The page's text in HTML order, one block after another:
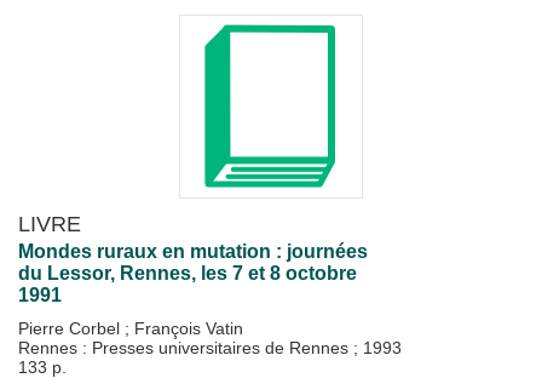
LIVRE
Mondes ruraux en mutation : journées
du Lessor, Rennes, les 7 et 8 octobre
1991
Pierre Corbel ; François Vatin
Rennes : Presses universitaires de Rennes ; 1993
133 p.